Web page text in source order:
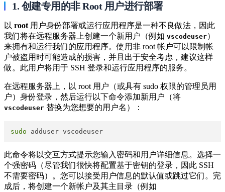
1. 创建专用的非 Root 用户进行部署
以 root 用户身份部署或运行应用程序是一种不良做法，因此
我们将在远程服务器上创建一个新用户（例如 vscodeuser​）
来拥有和运行我们的应用程序。使用非 root 帐户可以限制帐
户被盗用时可能造成的损害，并且出于安全考虑，建议这样
做。此用户将用于 SSH 登录和运行应用程序的服务。
在远程服务器上，以 root 用户（或具有 sudo 权限的管理员用
户）身份登录，然后运行以下命令添加新用户（将
vscodeuser ​ 替换为您想要的用户名）：
sudo
此命令将以交互方式提示您输入密码和用户详细信息。选择一
个强密码（尽管我们很快将配置基于密钥的登录，因此 SSH
不需要密码）。您可以接受用户信息的默认值或跳过它们。完
成后，将创建一个新帐户及其主目录（例如